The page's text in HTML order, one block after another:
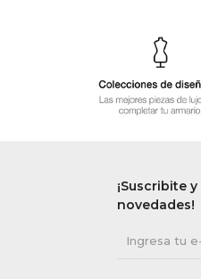
¡Suscribite
novedades!